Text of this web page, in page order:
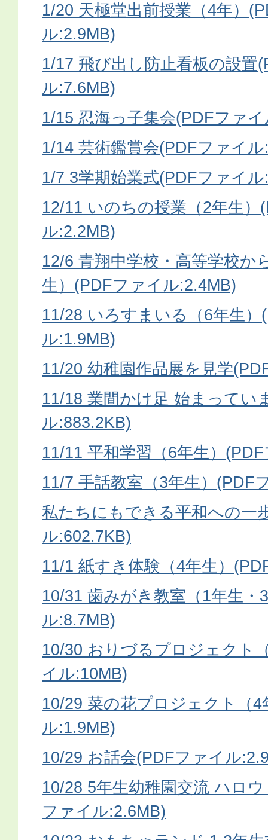
1/20 天極堂出前授業（4年）
ル:2.9MB)
1/17 飛び出し防止看板の設置
ル:7.6MB)
1/15 忍海っ子集会(PDFファ
1/14 芸術鑑賞会(PDFファイ
1/7 3学期始業式(PDFファイ
12/11 いのちの授業（2年生）
ル:2.2MB)
12/6 青翔中学校・高等学校か
生）(PDFファイル:2.4MB)
11/28 いろすまいる（6年生）
ル:1.9MB)
11/20 幼稚園作品展を見学
11/18 業間かけ足 始まってい
ル:883.2KB)
11/11 平和学習（6年生）
11/7 手話教室（3年生）(PDF
私たちにもできる平和への一
ル:602.7KB)
11/1 紙すき体験（4年生）
10/31 歯みがき教室（1年生・
ル:8.7MB)
10/30 おりづるプロジェクト
イル:10MB)
10/29 菜の花プロジェクト（
ル:1.9MB)
10/29 お話会(PDFファイル
10/28 5年生幼稚園交流 ハロ
ファイル:2.6MB)